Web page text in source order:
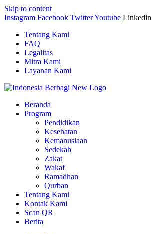
Skip to content
Instagram Facebook TwitterYoutube Linkedin
Tentang Kami
FAQ
Legalitas
Mitra Kami
Layanan Kami
Beranda
Program
Pendidikan
Kesehatan
Kemanusiaan
Sedekah
Zakat
Wakaf
Ramadhan
Qurban
Tentang Kami
Kontak Kami
Scan QR
Berita